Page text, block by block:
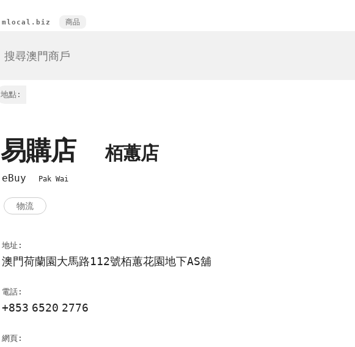
mlocal.biz 商品
地點:
易購店栢蕙店
eBuy Pak Wai
物流
地址:
澳門荷蘭園大馬路112號栢蕙花園地下AS舖
電話:
+853 6520 2776
網頁: